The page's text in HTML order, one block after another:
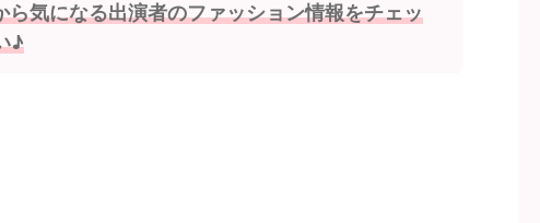
気になる出演者のファッション情報をチェッ
♪